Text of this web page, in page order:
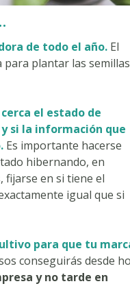
de todo el año. El
para plantar las semillas
el estado de
si la información que
Es importante hacerse
hibernando, en
fijarse en si tiene el
igual que si
para que tu
conseguirás desde
y no tarde en